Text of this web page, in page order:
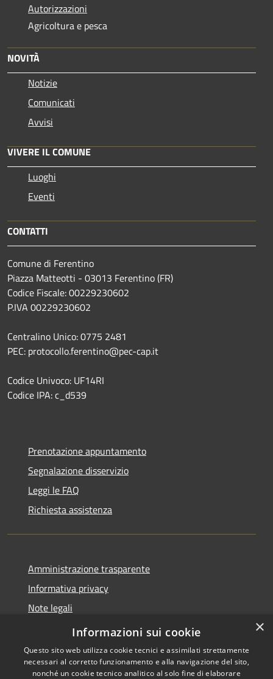
Autorizzazioni
Agricoltura e pesca
NOVITÀ
Notizie
Comunicati
Avvisi
VIVERE IL COMUNE
Luoghi
Eventi
CONTATTI
Comune di Ferentino
Piazza Matteotti - 03013 Ferentino (FR)
Codice Fiscale: 00229230602
P.IVA 00229230602
Centralino Unico: 0775 2481
PEC: protocollo.ferentino@pec-cap.it
Codice Univoco: UF14RI
Codice IPA: c_d539
Prenotazione appuntamento
Segnalazione disservizio
Leggi le FAQ
Richiesta assistenza
Amministrazione trasparente
Informativa privacy
Note legali
Dichiarazione di accessibilità
×
Informazioni sui cookie
Questo sito web utilizza cookie tecnici e assimilati strettamente
necessari al corretto funzionamento e alla navigazione del sito,
nonché un cookie tecnico analitico al solo fine di elaborare